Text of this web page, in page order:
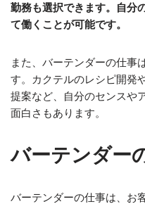
勤務も選択できます。自分
て働くことが可能です。
また、バーテンダーの仕事
す。カクテルのレシピ開発
提案など、自分のセンスや
面白さもあります。
バーテンダー
バーテンダーの仕事は、お